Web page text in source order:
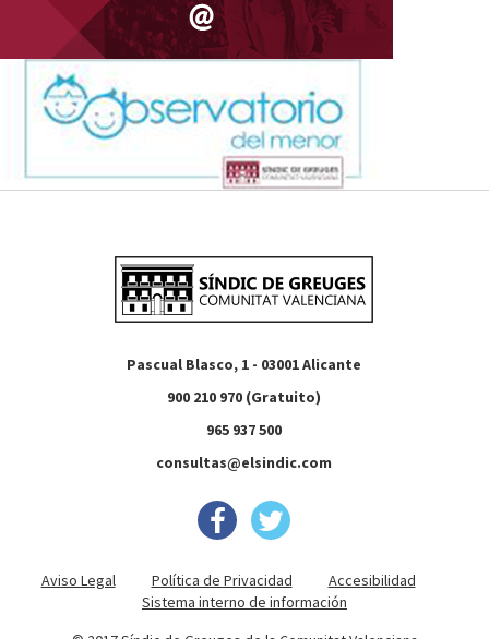
Pascual Blasco, 1 - 03001 Alicante
900 210 970 (Gratuito)
965 937 500
consultas@elsindic.com
Aviso Legal Política de Privacidad
Accesibilidad
Sistema interno de información